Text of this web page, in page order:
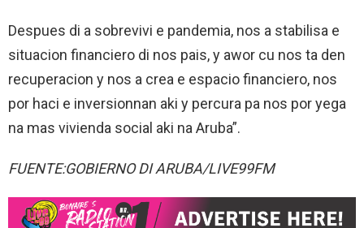
Despues di a sobrevivi e pandemia, nos a stabilisa e
situacion financiero di nos pais, y awor cu nos ta den
recuperacion y nos a crea e espacio financiero, nos
por haci e inversionnan aki y percura pa nos por yega
na mas vivienda social aki na Aruba”.
FUENTE:GOBIERNO DI ARUBA/LIVE99FM